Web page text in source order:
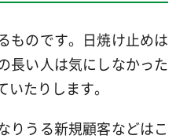
ものです。日焼け止めは
長い人は気にしなかった
たりします。
りうる新規顧客などはこ